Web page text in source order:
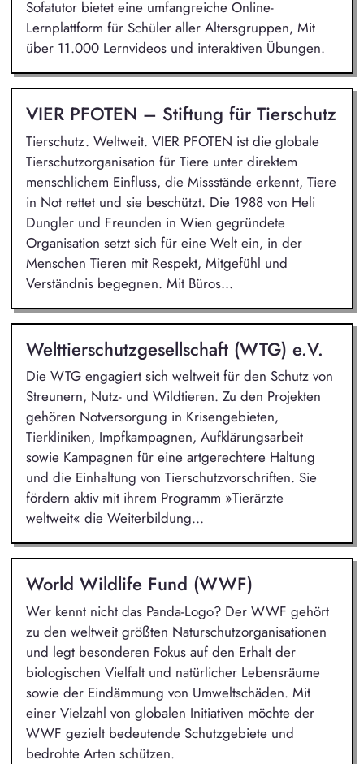
Sofatutor bietet eine umfangreiche Online-
Lernplattform für Schüler aller Altersgruppen, Mit
über 11.000 Lernvideos und interaktiven Übungen.
VIER PFOTEN – Stiftung für Tierschutz
Tierschutz. Weltweit. VIER PFOTEN ist die globale
Tierschutzorganisation für Tiere unter direktem
menschlichem Einfluss, die Missstände erkennt, Tiere
in Not rettet und sie beschützt. Die 1988 von Heli
Dungler und Freunden in Wien gegründete
Organisation setzt sich für eine Welt ein, in der
Menschen Tieren mit Respekt, Mitgefühl und
Verständnis begegnen. Mit Büros...
Welttierschutzgesellschaft (WTG) e.V.
Die WTG engagiert sich weltweit für den Schutz von
Streunern, Nutz- und Wildtieren. Zu den Projekten
gehören Notversorgung in Krisengebieten,
Tierkliniken, Impfkampagnen, Aufklärungsarbeit
sowie Kampagnen für eine artgerechtere Haltung
und die Einhaltung von Tierschutzvorschriften. Sie
fördern aktiv mit ihrem Programm »Tierärzte
weltweit« die Weiterbildung...
World Wildlife Fund (WWF)
Wer kennt nicht das Panda-Logo? Der WWF gehört
zu den weltweit größten Naturschutzorganisationen
und legt besonderen Fokus auf den Erhalt der
biologischen Vielfalt und natürlicher Lebensräume
sowie der Eindämmung von Umweltschäden. Mit
einer Vielzahl von globalen Initiativen möchte der
WWF gezielt bedeutende Schutzgebiete und
bedrohte Arten schützen.